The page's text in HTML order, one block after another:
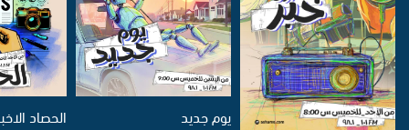
يوم جديد
الحصاد